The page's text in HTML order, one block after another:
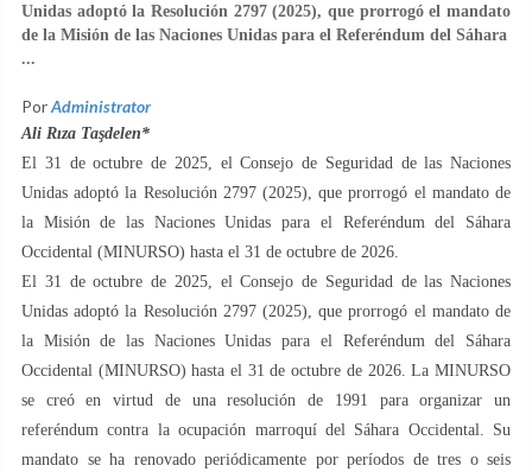
Unidas adoptó la Resolución 2797 (2025), que prorrogó el mandato
de la Misión de las Naciones Unidas para el Referéndum del Sáhara
...
PorAdministrator
Ali Rıza Taşdelen*
El 31 de octubre de 2025, el Consejo de Seguridad de las Naciones
Unidas adoptó la Resolución 2797 (2025), que prorrogó el mandato de
la Misión de las Naciones Unidas para el Referéndum del Sáhara
Occidental (MINURSO) hasta el 31 de octubre de 2026.
El 31 de octubre de 2025, el Consejo de Seguridad de las Naciones
Unidas adoptó la Resolución 2797 (2025), que prorrogó el mandato de
la Misión de las Naciones Unidas para el Referéndum del Sáhara
Occidental (MINURSO) hasta el 31 de octubre de 2026. La MINURSO
se creó en virtud de una resolución de 1991 para organizar un
referéndum contra la ocupación marroquí del Sáhara Occidental. Su
mandato se ha renovado periódicamente por períodos de tres o seis